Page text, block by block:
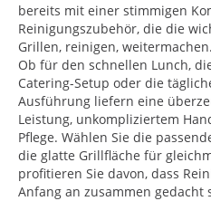
bereits mit einer stimmigen
Reinigungszubehör, die die
Grillen, reinigen, weitermachen.
Ob für den schnellen Lunch,
Catering-Setup oder die
Ausführung liefern eine
Leistung, unkompliziertem
Pflege. Wählen Sie die
die glatte Grillfläche für
profitieren Sie davon, dass
Anfang an zusammen gedacht